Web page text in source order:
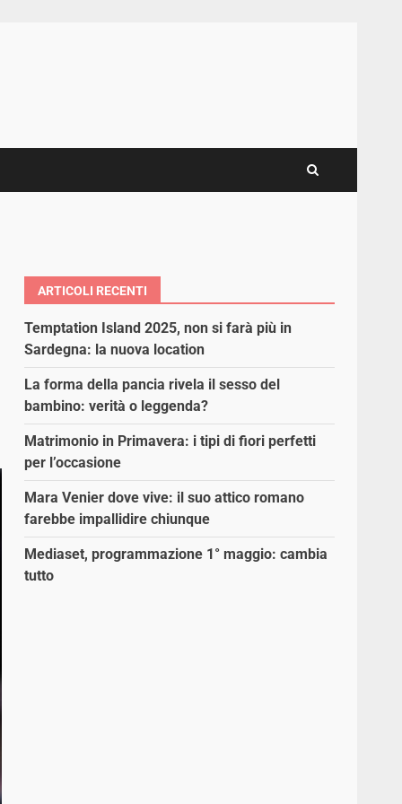
ARTICOLI RECENTI
Temptation Island 2025, non si farà più in
Sardegna: la nuova location
La forma della pancia rivela il sesso del
bambino: verità o leggenda?
Matrimonio in Primavera: i tipi di fiori perfetti
per l’occasione
Mara Venier dove vive: il suo attico romano
farebbe impallidire chiunque
Mediaset, programmazione 1° maggio: cambia
tutto